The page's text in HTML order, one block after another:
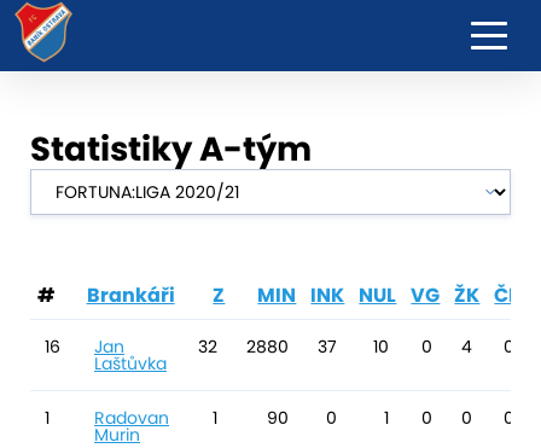
Statistiky A-tým
# Brankáři Z MIN INK NUL VG ŽK ČK
16 Jan
Laštůvka
32 2880 37 10 0 4 0
1 Radovan
Murin
1 90 0 1 0 0 0